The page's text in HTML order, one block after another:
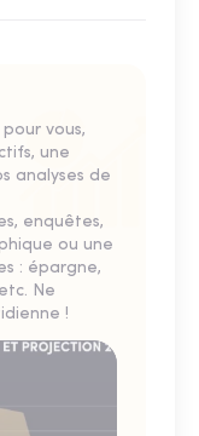
vous,
une
analyses de
enquêtes,
ou une
: épargne,
Ne
!